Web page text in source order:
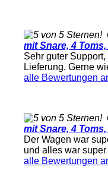
mit Snare, 4
Sehr guter
Lieferung. Gerne
alle Bewertungen
mit Snare, 4
Der Wagen war
und alles war super
alle Bewertungen